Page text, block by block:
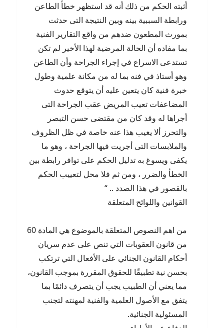
أثبته الحكم من ذلك أنه قد استظهر خطأ الطاعن
ورابطة السببية بينه وبين النتيجة التى حدثت
بمورث المطعون ضدهم من واقع التقارير الفنية
بما مفاده أن الحالة المرضية لهذا الأخير لم تكن
تستدعى الاسراع في إجراء الجراحة وأن الطاعن
وهو أستاذ في فنه بما له من مكانة علمية وطول
خبرة فنية كان يتعين عليه أن يتوقع حدوث
المضاعفات تعيب المريض عقب الجراحة التى
أجراها له وقد كان من مقتضى حسن التبصر
والتحرز ألا يغيب هذا عنه خاصة في ظل الظروف
والملابسات التى أجريت فيها الجراحة ، وهو ما
يكفى ويسوغ به تدليل الحكم على توافر رابطة بين
الخطأ والضرر ، ومن ثم فلا محل لتعييب الحكم
بالقصور في هذا الصدد .. “
القوانين واللوائح المتعلقة
من اهم النصوص المتعلقة بالموضوع هي المادة 60
من قانون العقوبات التي تنص على عدم سريان
أحكام القانون الجنائي على الأفعال التي ترتكب
بحسن نية تطبيقًا للحقوق المقررة بموجب القانون،
مما يعني أن الطبيب يجب أن يتصرف دائمًا بما
يتفق مع الأصول العلمية والفنية لمهنته لتجنب
المسئولية الجنائية.